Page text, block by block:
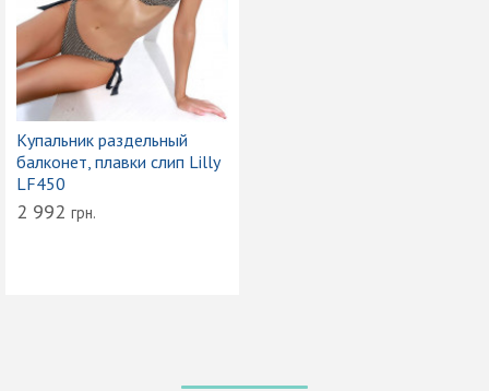
Купальник раздельный
балконет, плавки слип Lilly
LF450
2 992 грн.